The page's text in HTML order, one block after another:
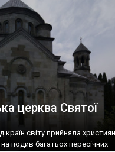
(postaki)…” “Вино. Крим
і його вдосталь: воно все
церква Святої
світу прийняла
подив багатьох пересічних